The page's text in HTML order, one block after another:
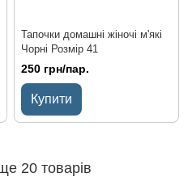
Тапочки домашні жіночі м'які
Чорні Розмір 41
250 грн/пар.
Купити
20 товарів